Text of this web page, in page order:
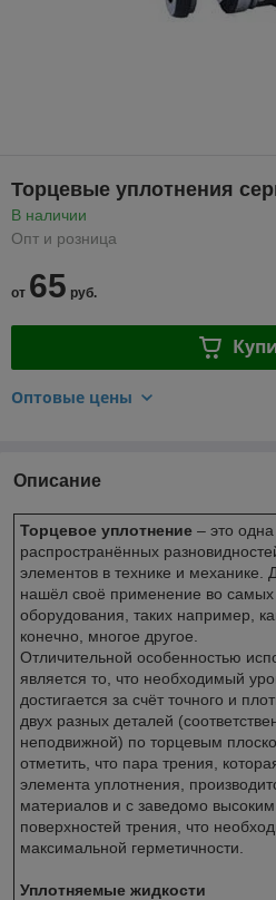
Торцевые уплотнения
В наличии
Опт и розница
от 65 руб.
Оптовые цены
Описание
Торцевое уплотнение – это
распространённых
элементов в технике и механике.
нашёл своё применение во самых
оборудования, таких например,
конечно, многое другое.
Отличительной особенностью
является то, что необходимый
достигается за счёт точного и
двух разных деталей
неподвижной) по торцевым
отметить, что пара трения,
элемента уплотнения,
материалов и с заведомо
поверхностей трения, что
максимальной герметичности.
Уплотняемые жидкости